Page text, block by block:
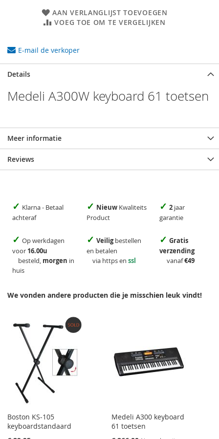
AAN VERLANGLIJST TOEVOEGEN
VOEG TOE OM TE VERGELIJKEN
E-mail de verkoper
Details
Medeli A300W keyboard 61 toetsen
Meer informatie
Reviews
✓ Klarna - Betaal
achteraf
✓ Nieuw Kwaliteits
Product
✓ 2 jaar
garantie
✓ Op werkdagen
voor 16.00u
besteld, morgen in
huis
✓ Veiligbestellen
en betalen
via https en ssl
✓ Gratis
verzending
vanaf€49
We vonden andere producten die je misschien leuk vindt!
Boston KS-105
keyboardstandaard
Medeli A300 keyboard
61 toetsen